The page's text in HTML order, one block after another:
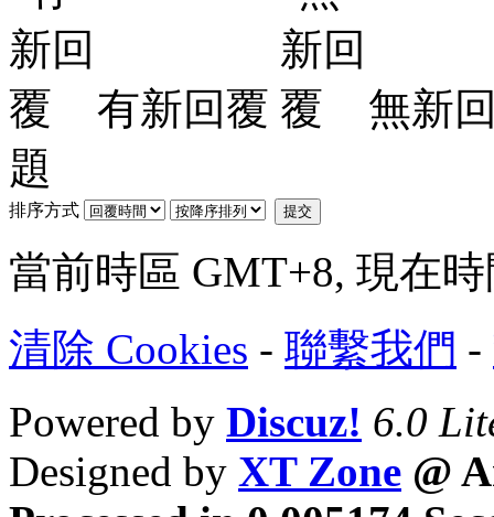
有新回覆
無新
題
排序方式 提交
當前時區 GMT+8, 現在
清除 Cookies - 聯繫我們 -
Powered by Discuz! 6.0
Designed by XT Zone @